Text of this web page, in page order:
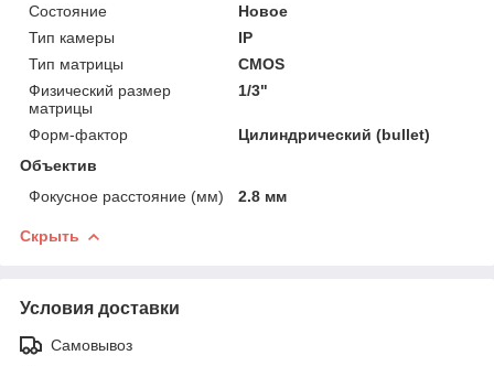
Состояние
Новое
Тип камеры
IP
Тип матрицы
CMOS
Физический размер
матрицы
1/3"
Форм-фактор
Цилиндрический (bullet)
Объектив
Фокусное расстояние (мм)
2.8 мм
Скрыть
Условия доставки
Самовывоз